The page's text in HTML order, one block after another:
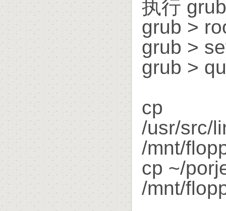
执行
grub >
grub >
grub >
cp
/usr/src/
/mnt/
cp ~/
/mnt/